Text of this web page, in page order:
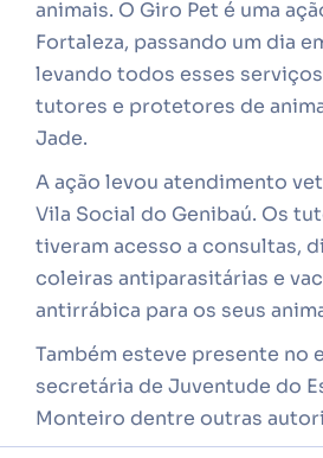
animais. O Giro Pet é uma
Fortaleza, passando um dia
levando todos esses
tutores e protetores de
Jade.
A ação levou atendimento
Vila Social do Genibaú. Os
tiveram acesso a consultas,
coleiras antiparasitárias e
antirrábica para os seus
Também esteve presente no
secretária de Juventude do
Monteiro dentre outras